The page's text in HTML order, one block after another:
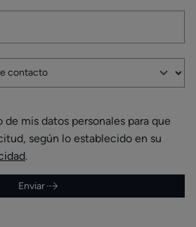
mis datos personales para que
según lo establecido en su
.
Enviar